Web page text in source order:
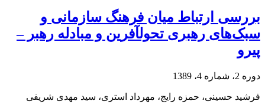
بررسی ارتباط میان فرهنگ سازمانی و
سبک‌های رهبری تحول‎آفرین و مبادله رهبر –
پیرو
دوره 2، شماره 4، 1389
فرشید حسینی، حمزه رایج، مهرداد استری، سید مهدی شریفی